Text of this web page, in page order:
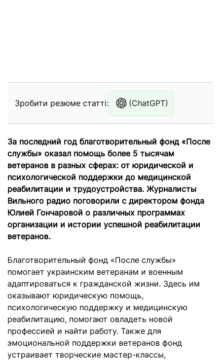
Зробити резюме статті: (ChatGPT)
За последний год благотворительный фонд «После
службы» оказал помощь более 5 тысячам
ветеранов в разных сферах: от юридической и
психологической поддержки до медицинской
реабилитации и трудоустройства. Журналисты
Вильного радио поговорили с директором фонда
Юлией Гончаровой о различных программах
организации и истории успешной реабилитации
ветеранов.
Благотворительный фонд «После службы»
помогает украинским ветеранам и военным
адаптироваться к гражданской жизни. Здесь им
оказывают юридическую помощь,
психологическую поддержку и медицинскую
реабилитацию, помогают овладеть новой
профессией и найти работу. Также для
эмоциональной поддержки ветеранов фонд
устраивает творческие мастер-классы,